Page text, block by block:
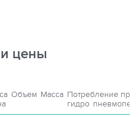
цены
Объем Масса Потребление при
гидро